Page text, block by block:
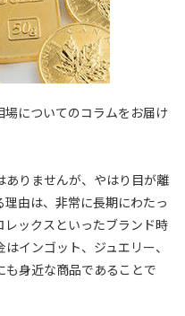
についてのコラムをお届け
りませんが、やはり目が離
由は、非常に長期にわたっ
ックスといったブランド時
インゴット、ジュエリー、
身近な商品であることで